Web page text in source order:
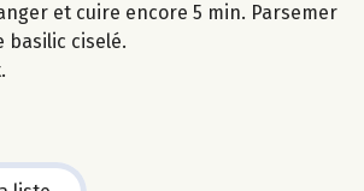
et cuire encore 5 min. Parsemer
basilic ciselé.